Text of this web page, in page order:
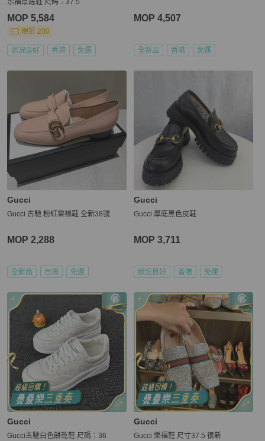
MOP 5,584
現折 200
狀況良好 香港 免運
MOP 4,507
全新品 香港 免運
Gucci
Gucci 古馳 粉紅樂福鞋 全新38號
MOP 2,288
全新品 台灣 免運
Gucci
Gucci 厚底黑色皮鞋
MOP 3,711
狀況良好 香港 免運
Gucci
Gucci古馳白色餅乾鞋 尺碼：36
Gucci
Gucci 樂福鞋 尺寸37.5 很新